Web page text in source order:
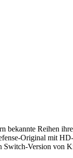
bekannte Reihen
Original mit
Switch-Version von